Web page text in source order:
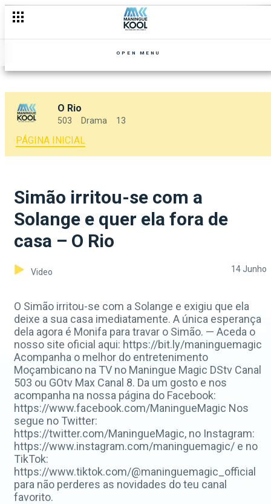
OPEN MENU
O Rio
503 Drama 13
PÁGINA INICIAL
Simão irritou-se com a
Solange e quer ela fora de
casa – O Rio
Video 14 Junho
O Simão irritou-se com a Solange e exigiu que ela
deixe a sua casa imediatamente. A única esperança
dela agora é Monifa para travar o Simão. — Aceda o
nosso site oficial aqui: https://bit.ly/maninguemagic
Acompanha o melhor do entretenimento
Moçambicano na TV no Maningue Magic DStv Canal
503 ou GOtv Max Canal 8. Da um gosto e nos
acompanha na nossa página do Facebook:
https://www.facebook.com/ManingueMagic Nos
segue no Twitter:
https://twitter.com/ManingueMagic, no Instagram:
https://www.instagram.com/maninguemagic/ e no
TikTok:
https://www.tiktok.com/@maninguemagic_official
para não perderes as novidades do teu canal
favorito.